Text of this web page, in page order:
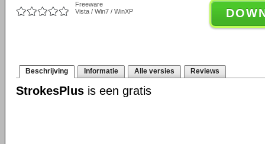
Freeware
Vista / Win7 / WinXP
Beschrijving Informatie Alle versies Reviews
StrokesPlus is een gratis